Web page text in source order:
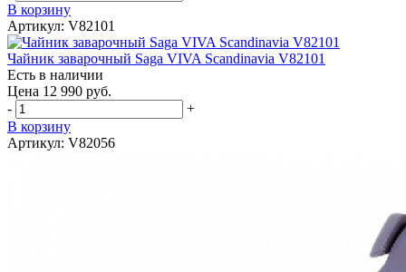
В корзину
Артикул: V82101
Чайник заварочный Saga VIVA Scandinavia V82101
Есть в наличии
Цена 12 990 руб.
-
+
В корзину
Артикул: V82056